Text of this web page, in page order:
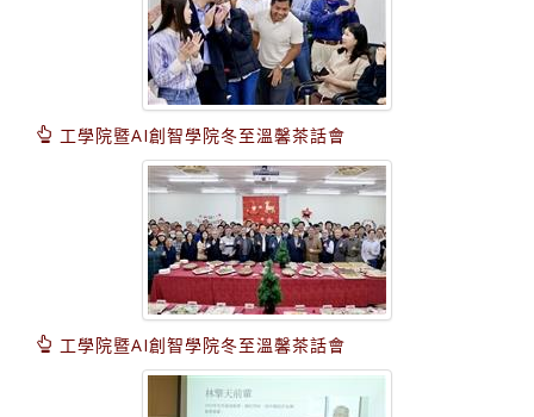
工學院暨AI創智學院冬至溫馨茶話會
工學院暨AI創智學院冬至溫馨茶話會